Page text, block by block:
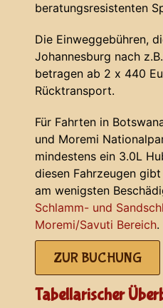
beratungsresistenten
Die Einweggebühren,
Johannesburg nach
betragen ab 2 x 440
Rücktransport.
Für Fahrten in
und Moremi
mindestens ein 3.0L
diesen Fahrzeugen
am wenigsten
Schlamm- und
Moremi/Savuti Bereich.
ZUR BUCHUNG
Tabellarischer